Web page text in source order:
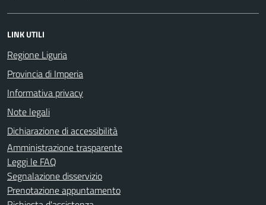
LINK UTILI
Regione Liguria
Provincia di Imperia
Informativa privacy
Note legali
Dichiarazione di accessibilità
Amministrazione trasparente
Leggi le FAQ
Segnalazione disservizio
Prenotazione appuntamento